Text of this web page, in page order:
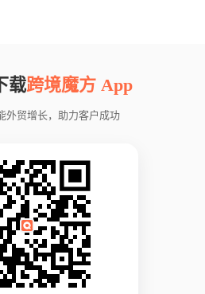
载跨境魔方 App
外贸增长，助力客户成功